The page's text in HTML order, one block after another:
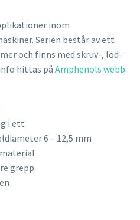
inom
Serien består av ett
och finns med skruv-, löd-
hittas på Amphenols webb.
i ett
6 – 12,5 mm
grepp